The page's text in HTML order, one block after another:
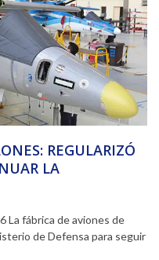
REGULARIZÓ
LA
Y PUCARÁ
La fábrica de aviones de
de Defensa para seguir